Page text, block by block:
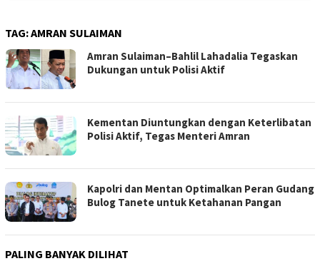
TAG:AMRAN SULAIMAN
Amran Sulaiman–Bahlil Lahadalia Tegaskan
Dukungan untuk Polisi Aktif
Kementan Diuntungkan dengan Keterlibatan
Polisi Aktif, Tegas Menteri Amran
Kapolri dan Mentan Optimalkan Peran Gudang
Bulog Tanete untuk Ketahanan Pangan
PALING BANYAK DILIHAT